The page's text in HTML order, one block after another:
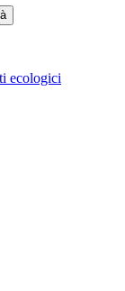
ecologici